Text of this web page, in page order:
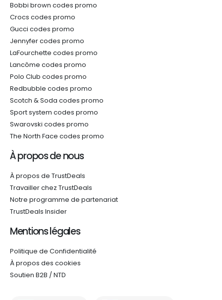
Bobbi brown codes promo
Crocs codes promo
Gucci codes promo
Jennyfer codes promo
LaFourchette codes promo
Lancôme codes promo
Polo Club codes promo
Redbubble codes promo
Scotch & Soda codes promo
Sport system codes promo
Swarovski codes promo
The North Face codes promo
À propos de nous
À propos de TrustDeals
Travailler chez TrustDeals
Notre programme de partenariat
TrustDeals Insider
Mentions légales
Politique de Confidentialité
À propos des cookies
Soutien B2B / NTD